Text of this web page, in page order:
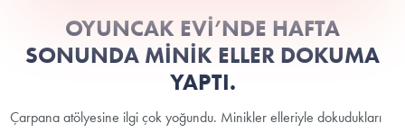
OYUNCAK EVİ’NDE HAFTA
SONUNDA MİNİK ELLER DOKUMA
YAPTI.
Çarpana atölyesine ilgi çok yoğundu. Minikler elleriyle dokudukları